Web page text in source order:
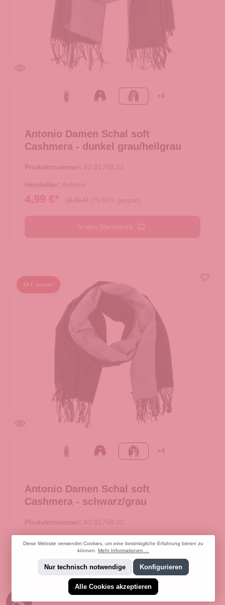
69-navy bordeaux/graudunkel grau/hellgrau
+4
Antonio Damen Schal soft
Cashmera - dunkel grau/hellgrau
Produktnummer: 62.01768.11
Hersteller: Antonio
4,99 €* 19,99 €* (75.04% gespart)
15 € gespart
69-navy bordeaux/grauschwarz/grau
+4
Antonio Damen Schal soft
Cashmera - schwarz/grau
Produktnummer: 62.01768.00
Hersteller: Antonio
(75.04% gespart)
Diese Website verwendet Cookies, um eine bestmögliche Erfahrung bieten zu
können. Mehr Informationen ...
Nur technisch notwendige Konfigurieren
Alle Cookies akzeptieren